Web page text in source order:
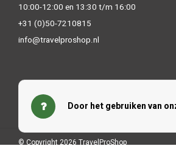
10:00-12:00 en 13:30 t/m 16:00
+31 (0)50-7210815
info@travelproshop.nl
© Copyright 2026 TravelProShop
Door het gebruiken van